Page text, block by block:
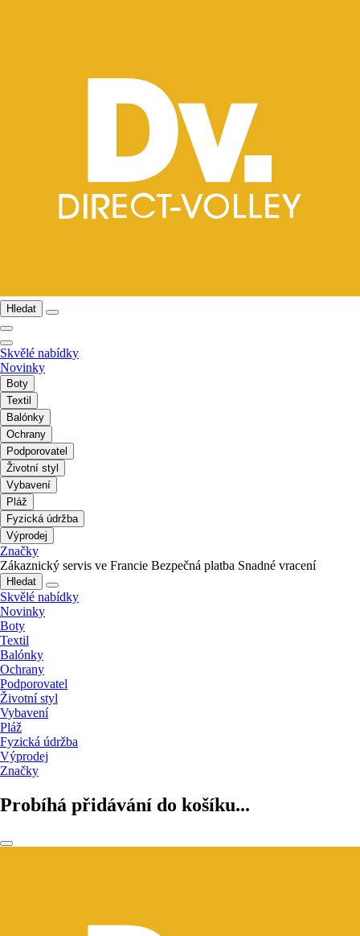
Hledat
Skvělé nabídky
Novinky
Boty
Textil
Balónky
Ochrany
Podporovatel
Životní styl
Vybavení
Pláž
Fyzická údržba
Výprodej
Značky
Zákaznický servis ve Francie Bezpečná platba Snadné vracení
Hledat
Skvělé nabídky
Novinky
Boty
Textil
Balónky
Ochrany
Podporovatel
Životní styl
Vybavení
Pláž
Fyzická údržba
Výprodej
Značky
Probíhá přidávání do košíku...